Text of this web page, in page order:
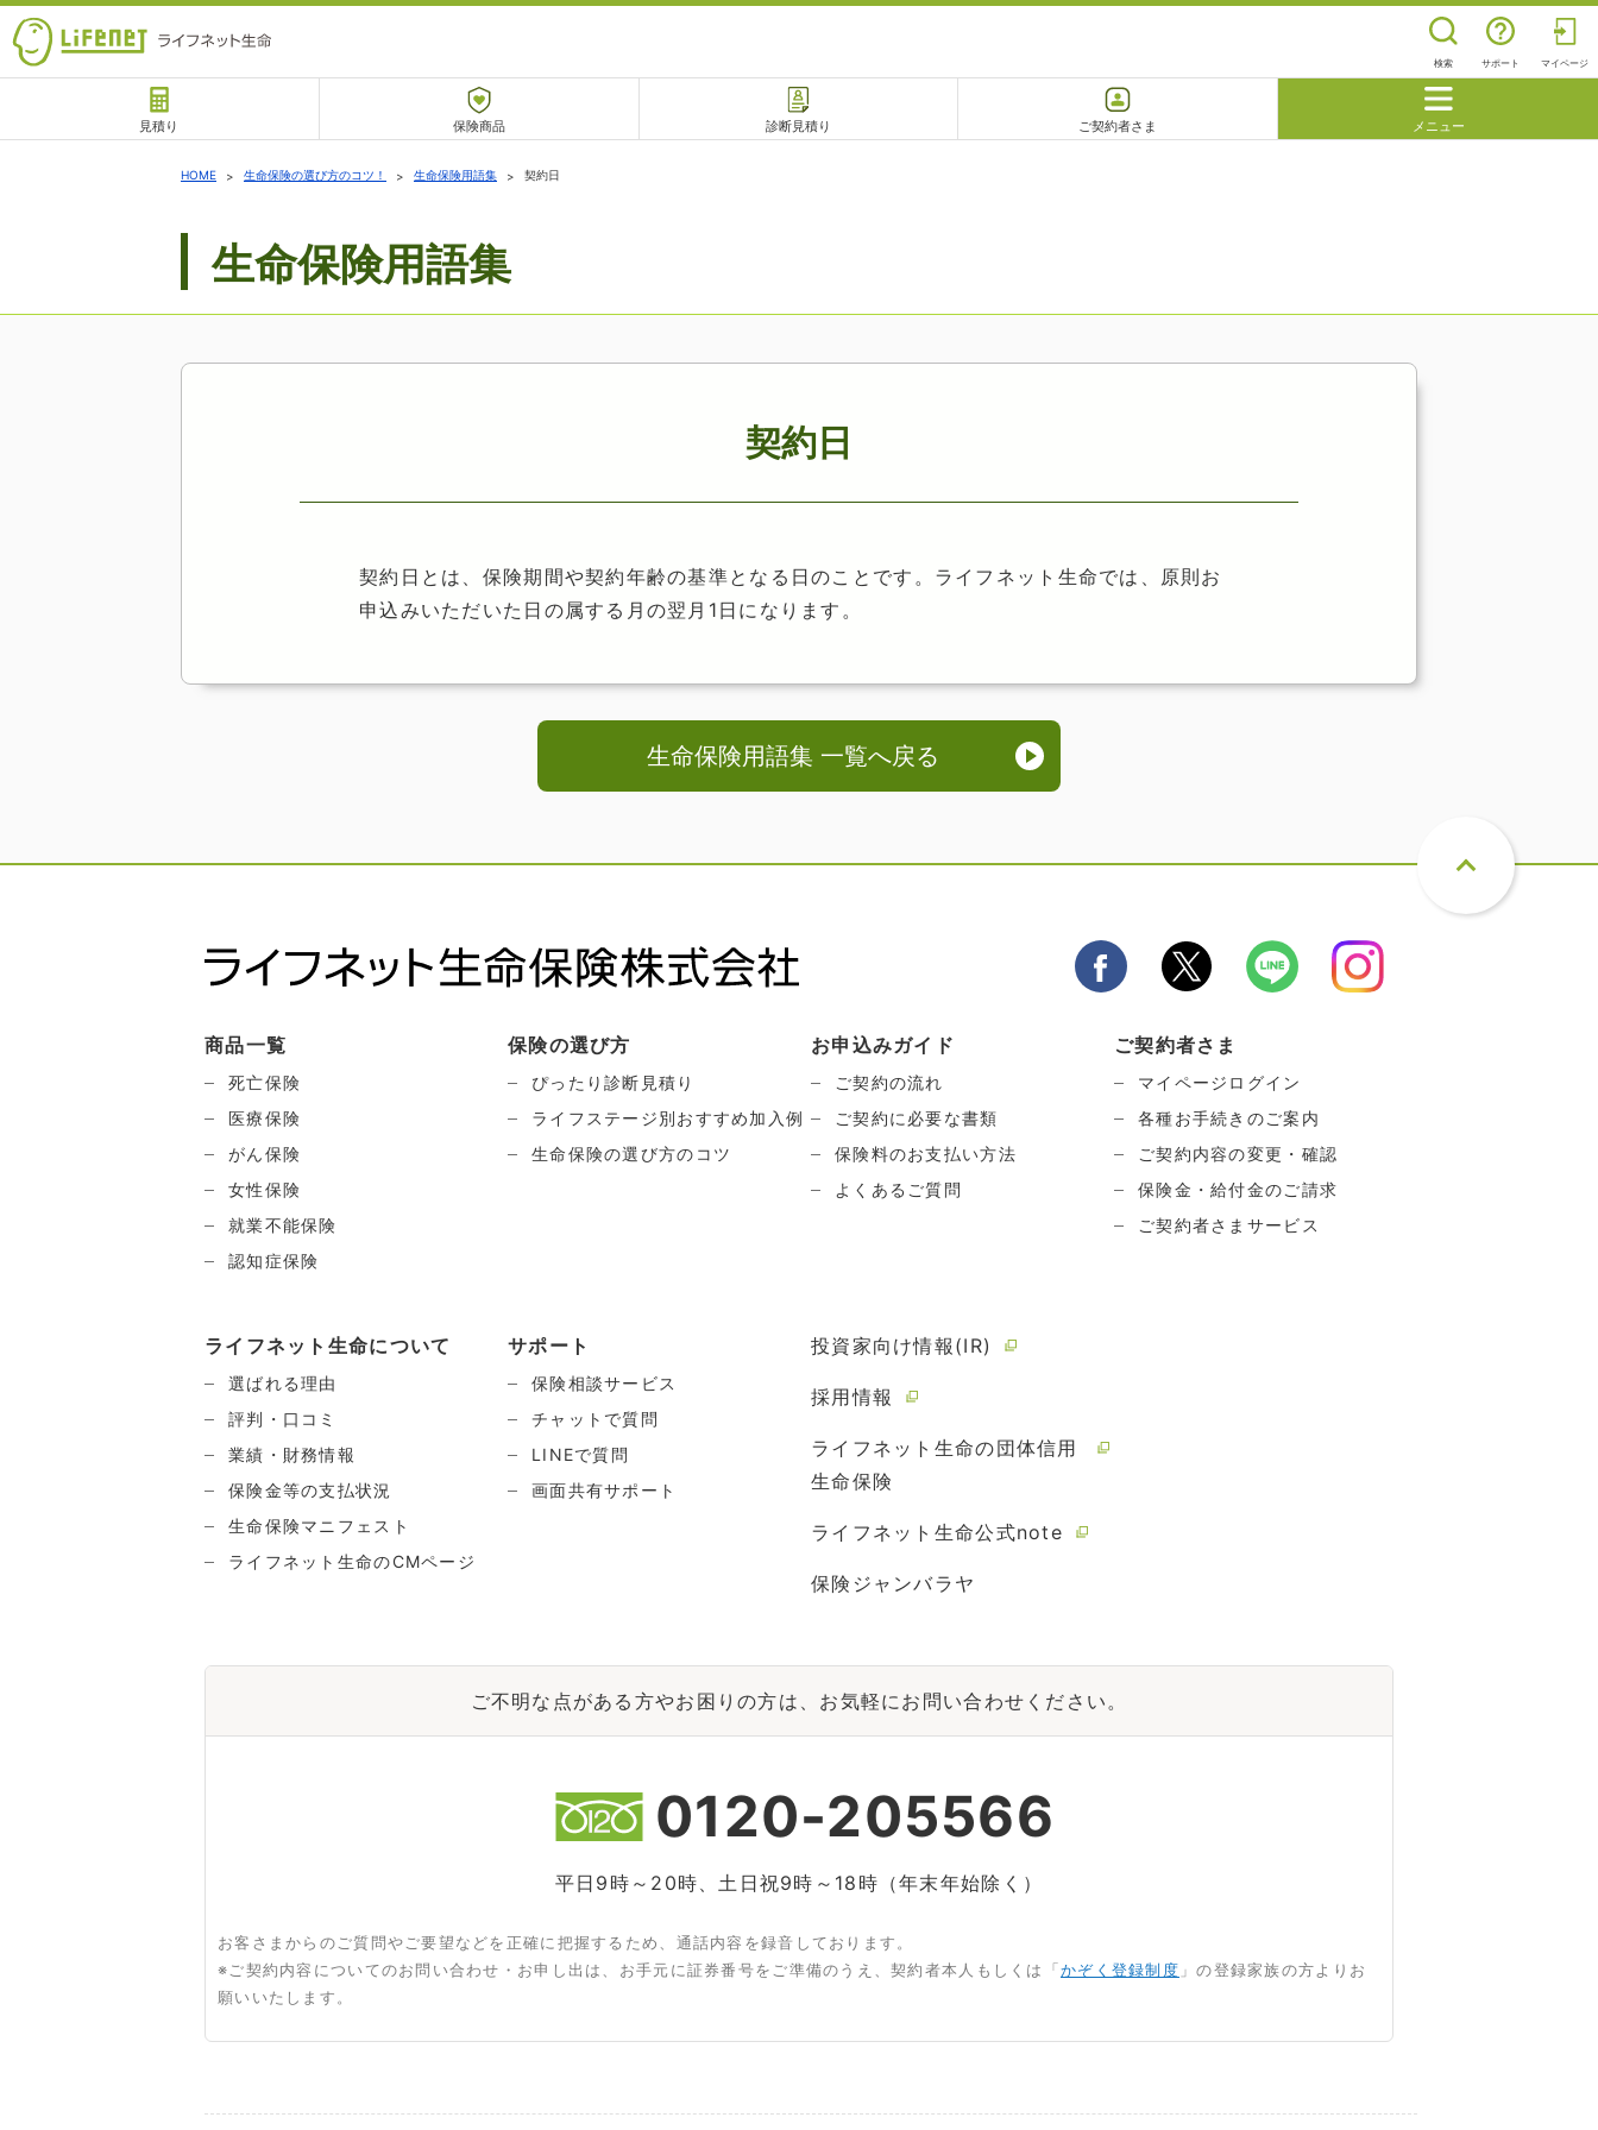
検索 サポート マイページ
見積り 保険商品 診断見積り ご契約者さま メニュー
チャットサポート
HOME 生命保険の選び方のコツ！ 生命保険用語集 契約日
生命保険用語集
契約日
契約日とは、保険期間や契約年齢の基準となる日のことです。ライフネット生命では、原則お
申込みいただいた日の属する月の翌月1日になります。
生命保険用語集 一覧へ戻る
商品一覧
死亡保険
医療保険
がん保険
女性保険
就業不能保険
認知症保険
保険の選び方
ぴったり診断見積り
ライフステージ別おすすめ加入例
生命保険の選び方のコツ
お申込みガイド
ご契約の流れ
ご契約に必要な書類
保険料のお支払い方法
よくあるご質問
ご契約者さま
マイページログイン
各種お手続きのご案内
ご契約内容の変更・確認
保険金・給付金のご請求
ご契約者さまサービス
ライフネット生命について
選ばれる理由
評判・口コミ
業績・財務情報
保険金等の支払状況
生命保険マニフェスト
ライフネット生命のCMページ
サポート
保険相談サービス
チャットで質問
LINEで質問
画面共有サポート
投資家向け情報(IR)
採用情報
ライフネット生命の団体信用
生命保険
ライフネット生命公式note
保険ジャンバラヤ
ご不明な点がある方やお困りの方は、お気軽にお問い合わせください。
0120-205566
平日9時～20時、土日祝9時～18時（年末年始除く）
お客さまからのご質問やご要望などを正確に把握するため、通話内容を録音しております。
※ご契約内容についてのお問い合わせ・お申し出は、お手元に証券番号をご準備のうえ、契約者本人もしくは「かぞく登録制度 」の登録家族の方よりお
願いいたします。